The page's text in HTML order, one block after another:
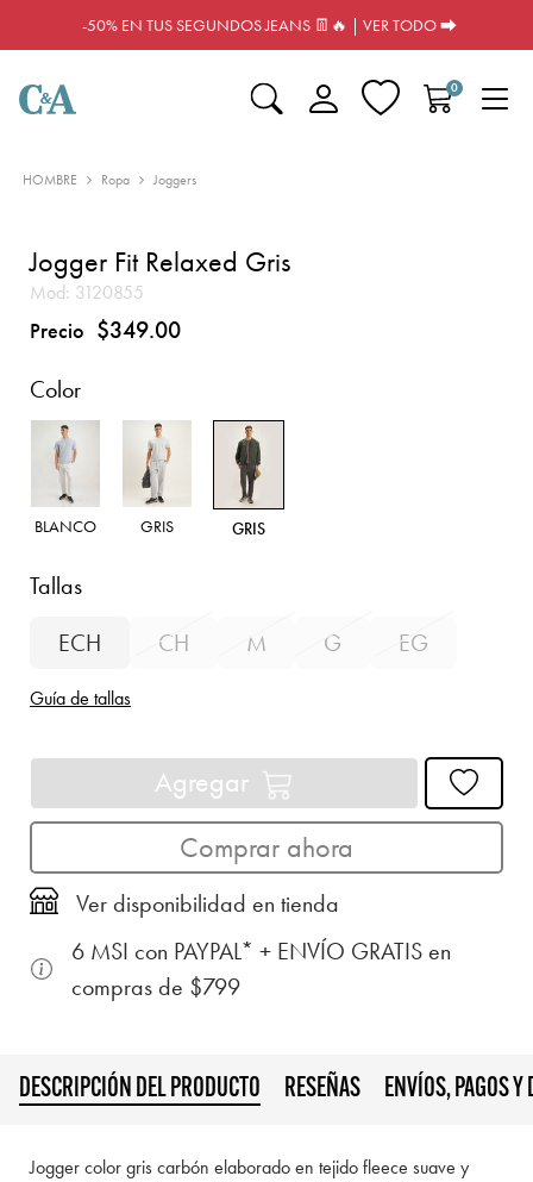
-50% EN TUS SEGUNDOS JEANS 👖🔥 | VER TODO ⮕
0
HOMBRE Ropa Joggers
Jogger Fit Relaxed Gris
Mod: 3120855
Precio $349.00
Color
BLANCO GRIS GRIS
Tallas
ECH
CH M G EG
Guía de tallas
Agregar
Comprar ahora
Ver disponibilidad en tienda
6 MSI con PAYPAL* + ENVÍO GRATIS en
compras de $799
DESCRIPCIÓN DEL PRODUCTO RESEÑAS ENVÍOS, PAGOS Y
Jogger color gris carbón elaborado en tejido fleece suave y